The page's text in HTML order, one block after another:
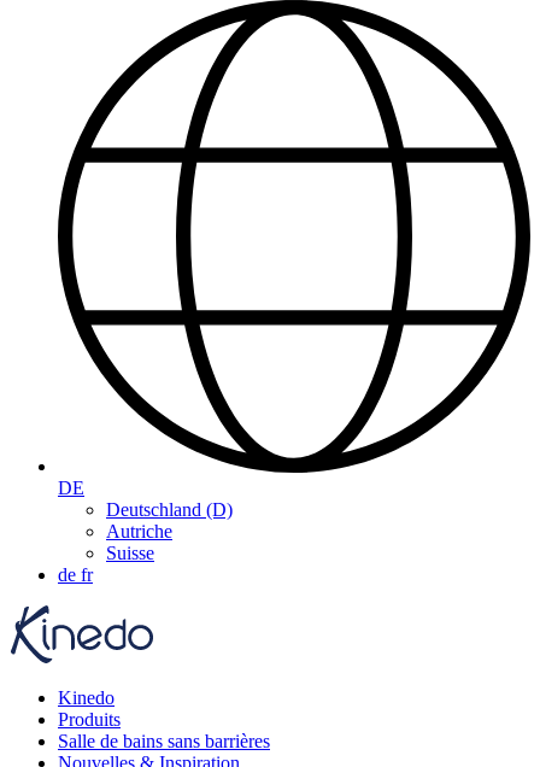
DE
Deutschland (D)
Autriche
Suisse
de fr
Kinedo
Produits
Salle de bains sans barrières
Nouvelles & Inspiration